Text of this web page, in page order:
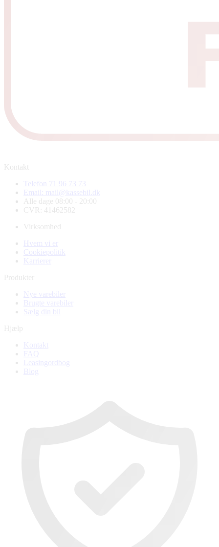
Kontakt
Telefon 71 96 73 73
Email: mail@kassebil.dk
Alle dage 08:00 - 20:00
CVR: 41462582
Virksomhed
Hvem vi er
Cookiepolitik
Karrierer
Produkter
Nye varebiler
Brugte varebiler
Sælg din bil
Hjælp
Kontakt
FAQ
Leasingordbog
Blog